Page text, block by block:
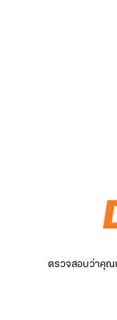
ตรวจสอบว่าคุณ